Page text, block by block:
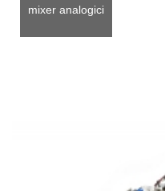
mixer analogici